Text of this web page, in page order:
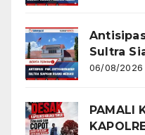
Sultra
06/08/2026
PAMALI